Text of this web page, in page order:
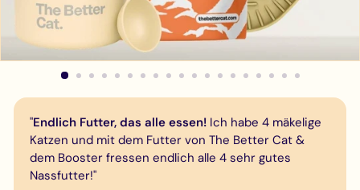
"Endlich Futter, das alle essen! Ich habe 4 mäkelige
Katzen und mit dem Futter von The Better Cat &
dem Booster fressen endlich alle 4 sehr gutes
Nassfutter!"